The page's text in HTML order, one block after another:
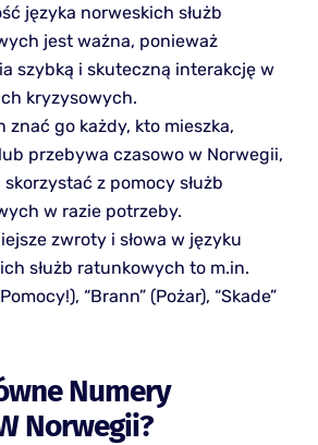
języka norweskich służb
jest ważna, ponieważ
szybką i skuteczną interakcję w
kryzysowych.
znać go każdy, kto mieszka,
przebywa czasowo w Norwegii,
z pomocy służb
w razie potrzeby.
zwroty i słowa w języku
służb ratunkowych to m.in.
“Brann” (Pożar), “Skade”
Numery
Norwegii?